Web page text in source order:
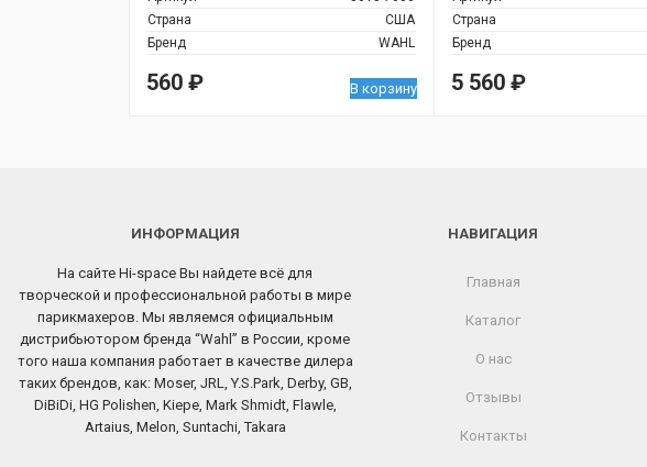
Страна
США
Бренд
WAHL
560 ₽ В корзину
Страна
Бренд
5 560 ₽
ИНФОРМАЦИЯ
На сайте Hi-space Вы найдете всё для
творческой и профессиональной работы в мире
парикмахеров. Мы являемся официальным
дистрибьютором бренда “Wahl” в России, кроме
того наша компания работает в качестве дилера
таких брендов, как: Moser, JRL, Y.S.Park, Derby, GB,
DiBiDi, HG Polishen, Kiepe, Mark Shmidt, Flawle,
Artaius, Melon, Suntachi, Takara
НАВИГАЦИЯ
Главная
Каталог
О нас
Отзывы
Контакты